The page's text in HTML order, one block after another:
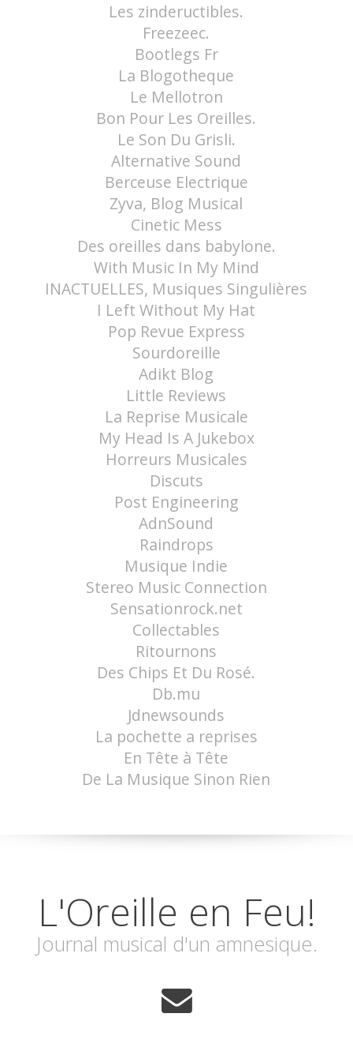
Les zindeructibles.
Freezeec.
Bootlegs Fr
La Blogotheque
Le Mellotron
Bon Pour Les Oreilles.
Le Son Du Grisli.
Alternative Sound
Berceuse Electrique
Zyva, Blog Musical
Cinetic Mess
Des oreilles dans babylone.
With Music In My Mind
INACTUELLES, Musiques Singulières
I Left Without My Hat
Pop Revue Express
Sourdoreille
Adikt Blog
Little Reviews
La Reprise Musicale
My Head Is A Jukebox
Horreurs Musicales
Discuts
Post Engineering
AdnSound
Raindrops
Musique Indie
Stereo Music Connection
Sensationrock.net
Collectables
Ritournons
Des Chips Et Du Rosé.
Db.mu
Jdnewsounds
La pochette a reprises
En Tête à Tête
De La Musique Sinon Rien
L'Oreille en Feu!
Journal musical d'un amnesique.